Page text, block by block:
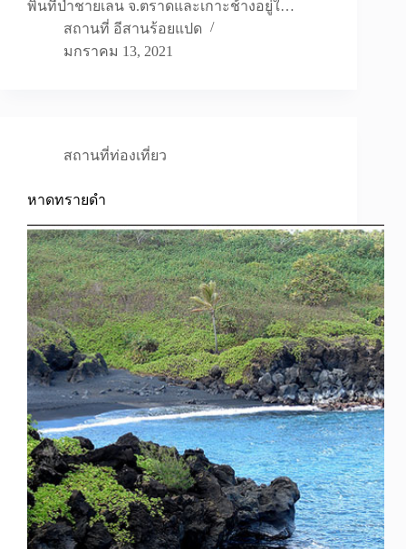
พิ้นที่ป่าชายเลน จ.ตราดและเกาะช้างอยู่ใ…
สถานที่ อีสานร้อยแปด
มกราคม 13, 2021
สถานที่ท่องเที่ยว
หาดทรายดำ